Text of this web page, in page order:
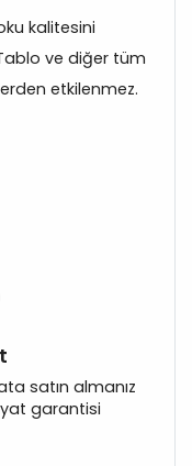
kalitesini
ve diğer tüm
etkilenmez.
satın almanız
garantisi